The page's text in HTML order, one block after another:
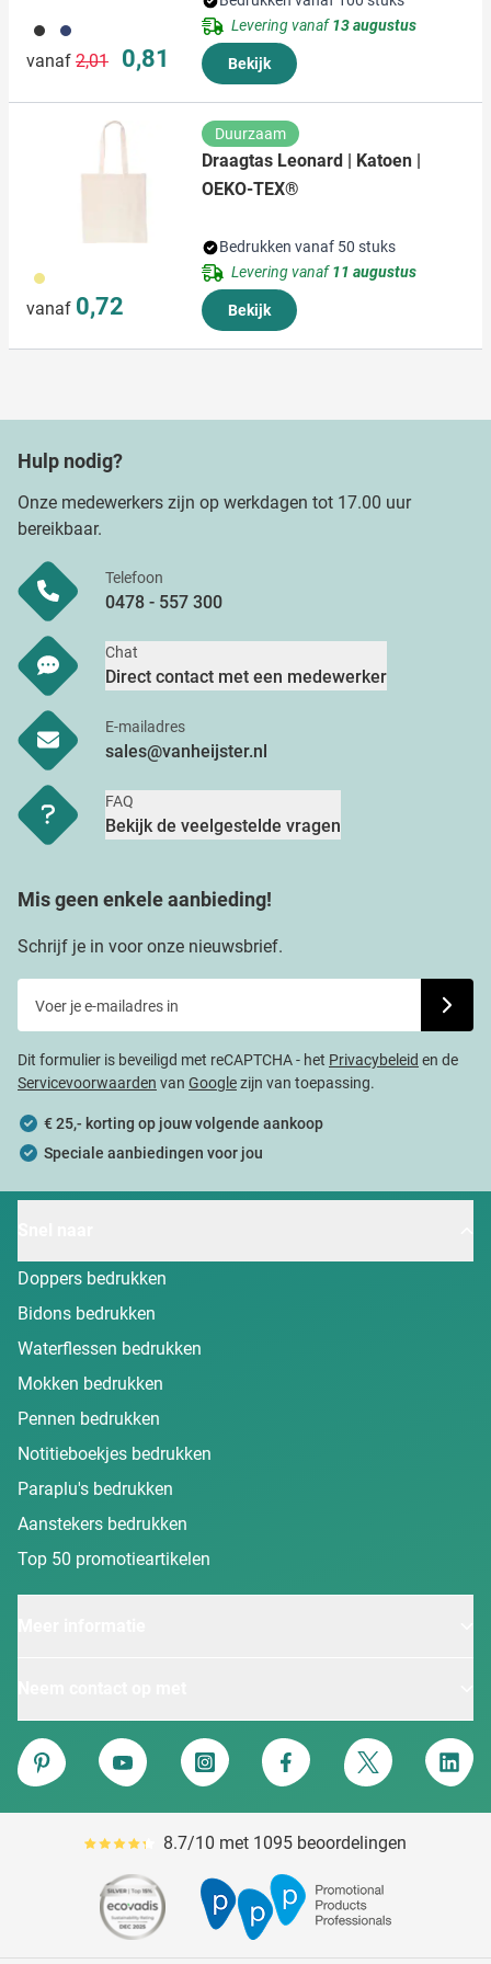
001 005
vanaf Normale prijs
2,01 Speciale prijs
0,81
Levering vanaf13 augustus
Bekijk
013
vanaf 0,72
Duurzaam
Draagtas Leonard | Katoen |
OEKO-TEX®
Bedrukken vanaf 50 stuks
Levering vanaf11 augustus
Bekijk
Hulp nodig?
Onze medewerkers zijn op werkdagen tot 17.00 uur
bereikbaar.
Telefoon
0478 - 557 300
Chat
Direct contact met een medewerker
E-mailadres
sales@vanheijster.nl
FAQ
Bekijk de veelgestelde vragen
Mis geen enkele aanbieding!
Schrijf je in voor onze nieuwsbrief.
Dit formulier is beveiligd met reCAPTCHA - het Privacybeleid en de
Servicevoorwaarden van Googlezijn van toepassing.
€ 25,- korting op jouw volgende aankoop
Speciale aanbiedingen voor jou
Doppers bedrukken
Bidons bedrukken
Waterflessen bedrukken
Mokken bedrukken
Pennen bedrukken
Notitieboekjes bedrukken
Paraplu's bedrukken
Aanstekers bedrukken
Top 50 promotieartikelen
Van Heijster
Pinterest
YouTube Instagram Facebook Twitter
Gemiddeld reviewpercentage is 87
8.7/10 met 1095 beoordelingen